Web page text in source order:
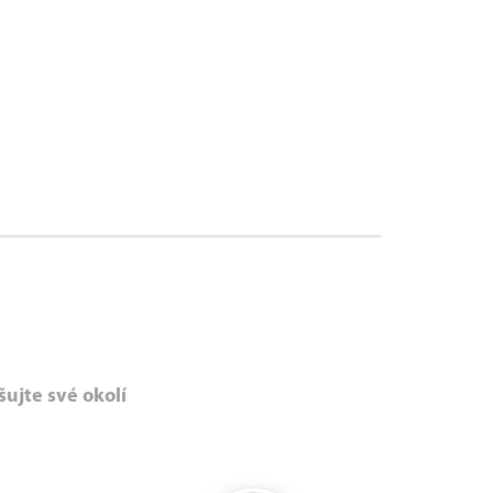
své okolí